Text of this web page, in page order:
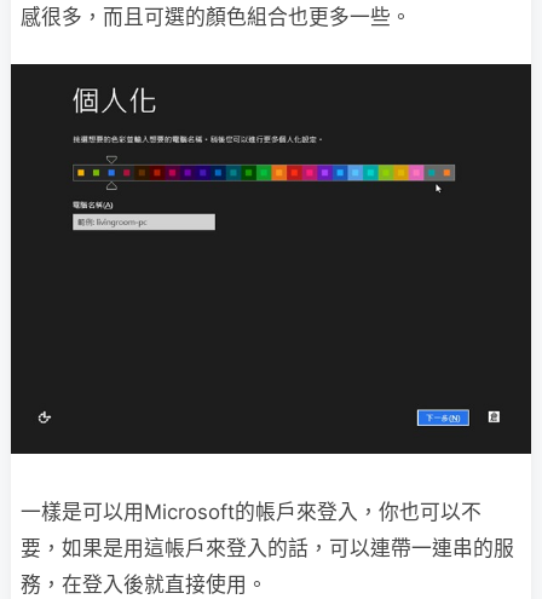
感很多，而且可選的顏色組合也更多一些。
一樣是可以用Microsoft的帳戶來登入，你也可以不
要，如果是用這帳戶來登入的話，可以連帶一連串的服
務，在登入後就直接使用。